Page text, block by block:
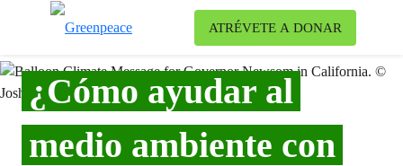
ATRÉVETE A DONAR
¿Cómo ayudar al
medio ambiente con